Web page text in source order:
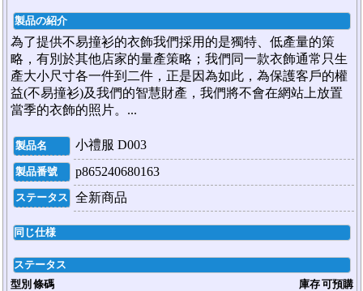
製品の紹介
為了提供不易撞衫的衣飾我們採用的是獨特、低產量的策
略，有別於其他店家的量產策略；我們同一款衣飾通常只生
產大小尺寸各一件到二件，正是因為如此，為保護客戶的權
益(不易撞衫)及我們的智慧財產，我們將不會在網站上放置
當季的衣飾的照片。...
製品名 小禮服 D003
製品番號 p865240680163
ステータス 全新商品
同じ仕様
ステータス
型別 條碼 庫存可預購